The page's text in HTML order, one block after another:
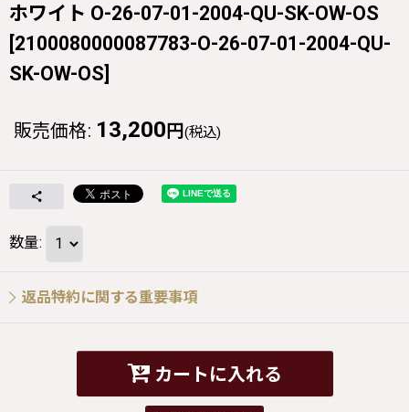
ホワイト O-26-07-01-2004-QU-SK-OW-OS
[2100080000087783-O-26-07-01-2004-QU-
SK-OW-OS]
販売価格: 13,200 円 (税込)
数量:
返品特約に関する重要事項
カートに入れる